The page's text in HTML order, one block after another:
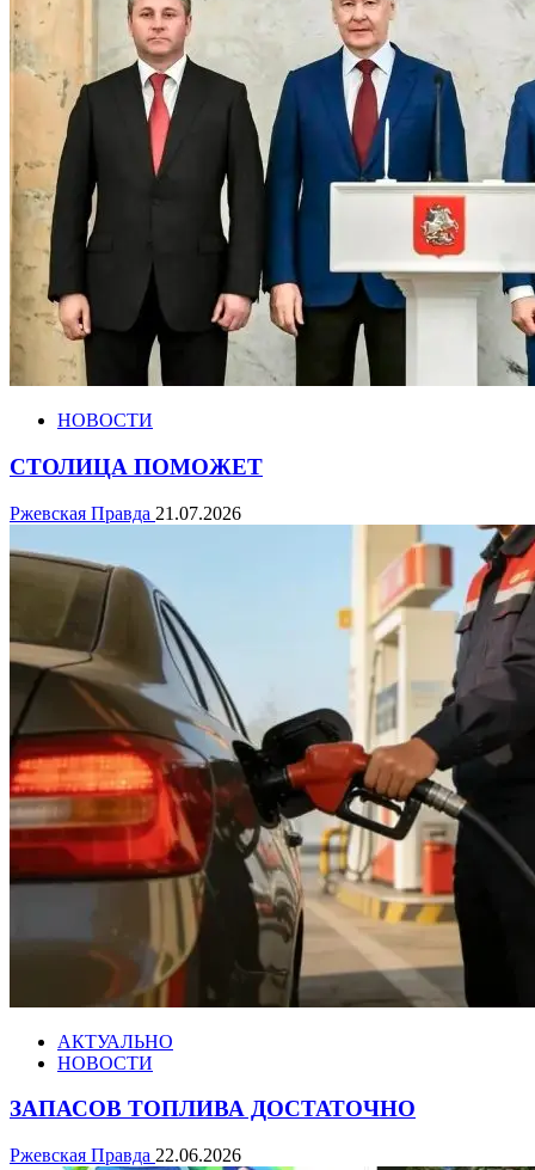
НОВОСТИ
СТОЛИЦА ПОМОЖЕТ
Ржевская Правда 21.07.2026
АКТУАЛЬНО
НОВОСТИ
ЗАПАСОВ ТОПЛИВА ДОСТАТОЧНО
Ржевская Правда 22.06.2026